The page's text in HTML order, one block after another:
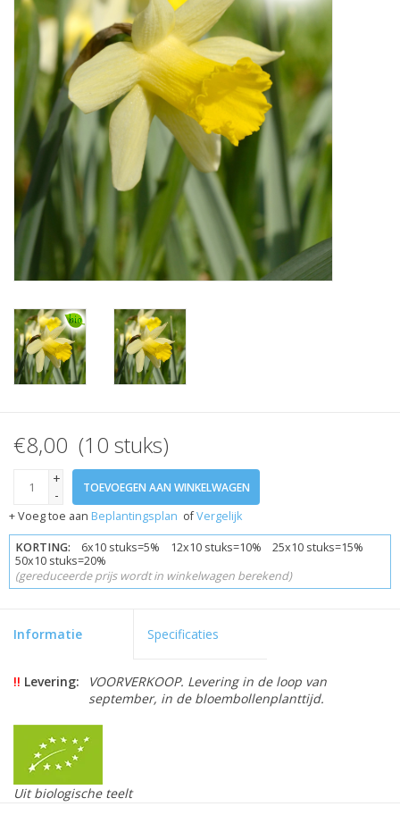
Aanbiedingen
Bodemverbetering
Overige producten
Advies
Onze tuinen!
Sterke Bollen Dagen
Nieuws
€8,00 (10 stuks)
+
-
TOEVOEGEN AAN WINKELWAGEN
+ Voeg toe aan Beplantingsplan ofVergelijk
KORTING: 6x10 stuks=5% 12x10 stuks=10% 25x10 stuks=15%
50x10 stuks=20%
(gereduceerde prijs wordt in winkelwagen berekend)
Informatie Specificaties
!! Levering:
VOORVERKOOP. Levering in de loop van
september, in de bloembollenplanttijd.
Uit biologische teelt